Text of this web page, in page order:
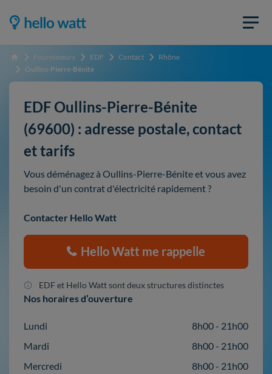
Accueil Fournisseurs EDF Contact
Rhône
Oullins-Pierre-Bénite
EDF Oullins-Pierre-Bénite
(69600) : adresse postale, contact
et tarifs
Vous déménagez à Oullins-Pierre-Bénite et vous avez
besoin d'un contrat d'électricité rapidement ?
Contacter Hello Watt
Hello Watt me rappelle
EDF et Hello Watt sont deux structures distinctes
Nos horaires d’ouverture
Lundi
8h00 - 21h00
Mardi
8h00 - 21h00
Mercredi
8h00 - 21h00